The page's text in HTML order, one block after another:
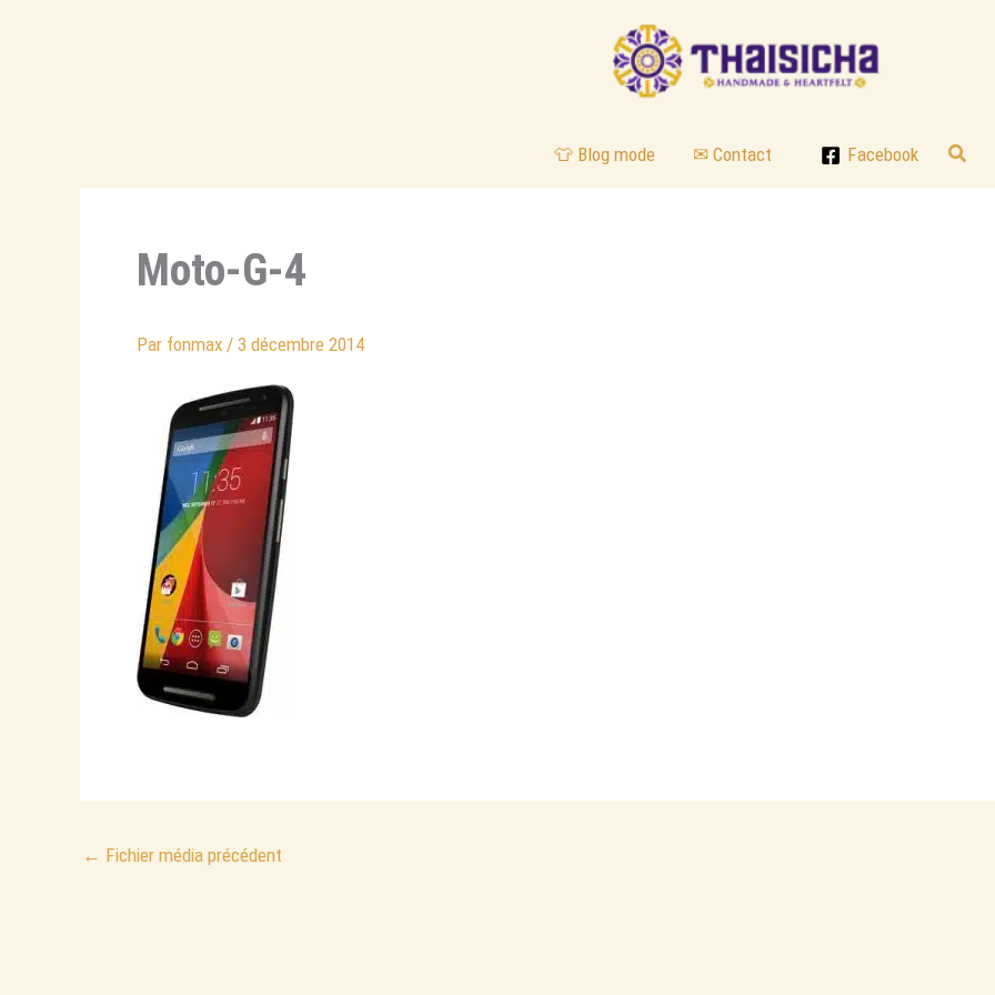
👕 Blog mode ✉ Contact Facebook
Moto-G-4
Par fonmax / 3 décembre 2014
← Fichier média précédent